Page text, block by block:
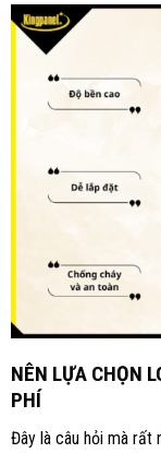
NÊN LỰA CHỌN
PHÍ
Đây là câu hỏi mà rất